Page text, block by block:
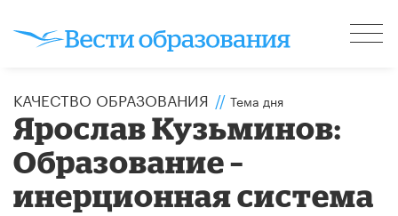
КАЧЕСТВО ОБРАЗОВАНИЯ // Тема дня
Ярослав Кузьминов:
Образование –
инерционная система